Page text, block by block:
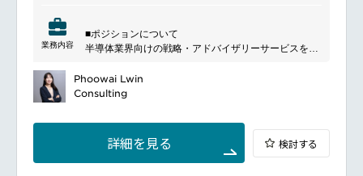
存のCI/CDパイプラインへ統合します。
PoCに留まらない、本番運用レベルでのアーキテクチ
から変革する挑戦ができます。
に、変化する市場環境への対応をサポート。グローバ
ルな知見を活かしながら、新たな価値創出に貢献して
業務内容
■ポジションについて
半導体業界向けの戦略・アドバイザリーサービスを提
言、プロジェクト推進まで幅広く担当いただきます。
国内外のテクノロジー企業向けプロジェクトにおい
課題解決や事業成長を支援いただくポジションです。
コンサルティング経験は必須ではなく、半導体業界で
の専門知識や顧客対応経験を活かしてご活躍いただけ
ます。
Phoowai Lwin
Consulting
詳細を見る 検討する